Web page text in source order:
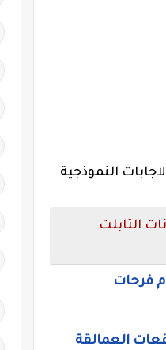
و الثانية بالاجابات النموذجية
التابلت
الانجليزيه للصف الاول الثانوي الترم الاول 2021، توقعات العمالقة